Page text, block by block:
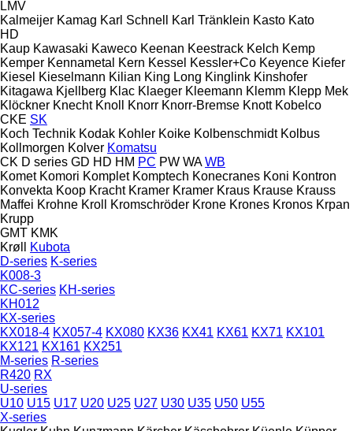
LMV
Kalmeijer Kamag Karl Schnell Karl Tränklein Kasto Kato
HD
Kaup Kawasaki Kaweco Keenan Keestrack Kelch Kemp
Kemper Kennametal Kern Kessel Kessler+Co Keyence Kiefer
Kiesel Kieselmann Kilian King Long Kinglink Kinshofer
Kitagawa Kjellberg Klac Klaeger Kleemann Klemm Klepp Mek
Klöckner Knecht Knoll Knorr Knorr-Bremse Knott Kobelco
CKE SK
Koch Technik Kodak Kohler Koike Kolbenschmidt Kolbus
Kollmorgen Kolver Komatsu
CK D series GD HD HM PC PW WA WB
Komet Komori Komplet Komptech Konecranes Koni Kontron
Konvekta Koop Kracht Kramer Kramer Kraus Krause Krauss
Maffei Krohne Kroll Kromschröder Krone Krones Kronos Krpan
Krupp
GMT KMK
Krøll
Kubota
D-series K-series
K008-3
KC-series KH-series
KH012
KX-series
KX018-4 KX057-4 KX080 KX36 KX41 KX61 KX71 KX101
KX121 KX161 KX251
M-series R-series
R420 RX
U-series
U10 U15 U17 U20 U25 U27 U30 U35 U50 U55
X-series